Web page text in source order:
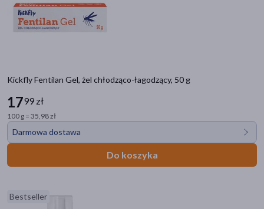
Kickfly Fentilan Gel, żel chłodząco-łagodzący, 50 g
1799 zł
100 g = 35,98 zł
Darmowa dostawa
Do koszyka
Bestseller